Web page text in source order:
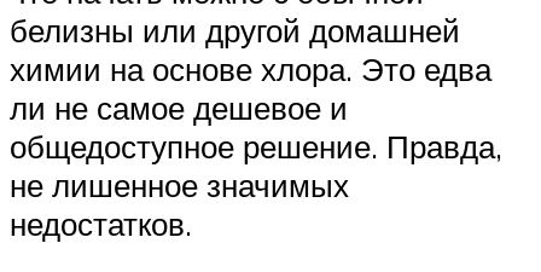
белизны или другой домашней
химии на основе хлора. Это едва
ли не самое дешевое и
общедоступное решение. Правда,
не лишенное значимых
недостатков.